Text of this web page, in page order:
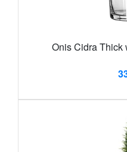
Onis Cidra Thick